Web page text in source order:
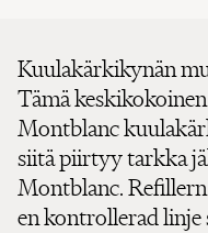
Kuulakärkikynän
Tämä
Montblanc
siitä piirtyy tarkka
Montblanc.
en kontrollerad